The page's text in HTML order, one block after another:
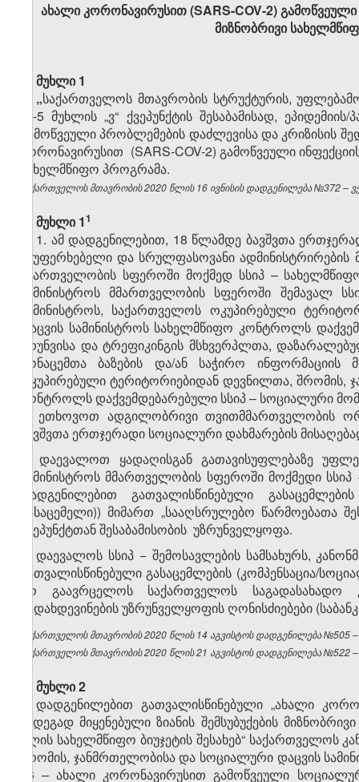
ახალი კორონავირუსით (SARS-COV-2) გამოწვეული
მიზნობრივი
მუხლი 1
„საქართველოს მთავრობის სტრუქტურის,
მე-5 მუხლის „ვ“ ქვეპუნქტის შესაბამისად,
გამოწვეული პრობლემების დაძლევისა და კრიზისის
კორონავირუსით (SARS-COV-2) გამოწვეული
სახელმწიფო პროგრამა.
საქართველოს მთავრობის 2020 წლის 16 ივნისის დადგენილება №372 –
მუხლი 1​1
1. ამ დადგენილებით, 18 წლამდე ბავშვთა
შეუფერხებელი და სრულფასოვანი
მმართველობის სფეროში მოქმედ სსიპ –
სამინისტროს მმართველობის სფეროში შემავალ
სამინისტროს, საქართველოს ოკუპირებული
დაცვის სამინისტროს სახელმწიფო კონტროლს
ზრუნვისა და ტრეფიკინგის მსხვერპლთა,
მონაცემთა ბაზების და/ან საჭირო
ოკუპირებული ტერიტორიებიდან დევნილთა,
კონტროლს დაქვემდებარებული სსიპ – სოციალური
2. ეთხოვოთ ადგილობრივი თვითმმართველობის
ბავშვთა ერთჯერადი სოციალური დახმარების
3. დაევალოთ ყადაღისგან გათავისუფლებაზე
სამინისტროს მმართველობის სფეროში მოქმედი
დადგენილებით გათვალისწინებული
გასაცემელი)) მიმართ „სააღსრულებო წარმოებათა
ქვეპუნქტთან შესაბამისობის უზრუნველყოფა.
4. დაევალოს სსიპ − შემოსავლების სამსახურს,
გათვალისწინებული გასაცემლების (კომპენსაცია/
არ გაავრცელოს საქართველოს საგადასახადო
გადახდევინების უზრუნველყოფის ღონისძიებები
საქართველოს მთავრობის 2020 წლის 14 აგვისტოს დადგენილება №505
საქართველოს მთავრობის 2020 წლის 21 აგვისტოს დადგენილება №522
მუხლი 2
დადგენილებით გათვალისწინებული „ახალი
შედეგად მიყენებული ზიანის შემსუბუქების
წლის სახელმწიფო ბიუჯეტის შესახებ“
შრომის, ჯანმრთელობისა და სოციალური დაცვის
06 – ახალი კორონავირუსით გამოწვეული